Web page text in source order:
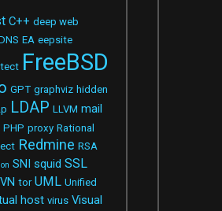
C++ deep web
EA eepsite
FreeBSD
GPT graphviz hidden
LDAP LLVM mail
PHP proxy Rational
Redmine RSA
SNI squid SSL
tor UML Unified
host virus Visual